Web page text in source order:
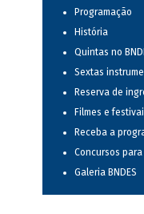
Programação
História
Quintas no
Sextas
Reserva de
Filmes e
Receba a
Concursos
Galeria BNDES